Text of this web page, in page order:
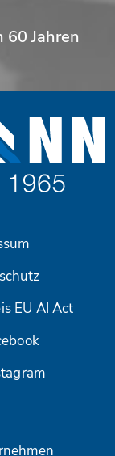
60 Jahren
EU AI Act